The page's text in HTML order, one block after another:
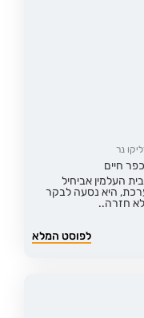
נר
כפר חיים
העלמין אביחיל
היא נסעה לבקר
חזרה..
לפוסט המלא